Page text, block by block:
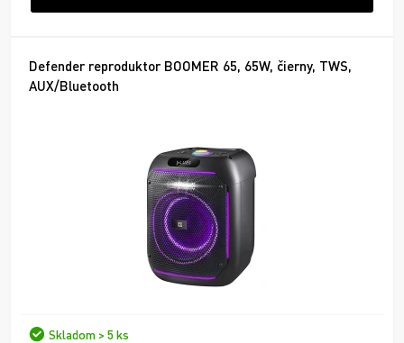
Defender reproduktor BOOMER 65, 65W, čierny, TWS,
AUX/Bluetooth
Skladom > 5 ks